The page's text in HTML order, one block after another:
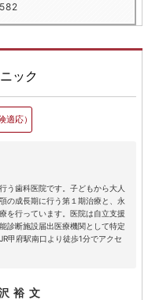
ック
適応）
う歯科医院です。子どもから大人
の成長期に行う第１期治療と、永
を行っています。医院は自立支援
診断施設届出医療機関として特定
甲府駅南口より徒歩1分でアクセ
裕文